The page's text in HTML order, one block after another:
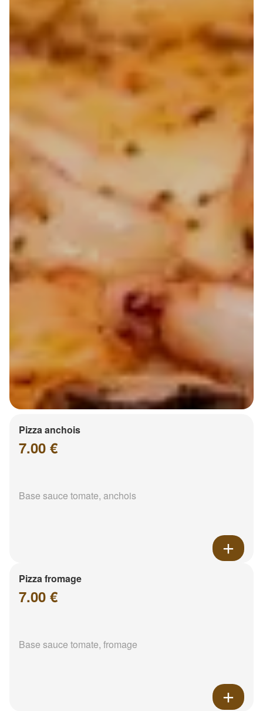
Pizza anchois
7.00 €
Base sauce tomate, anchois
Pizza fromage
7.00 €
Base sauce tomate, fromage